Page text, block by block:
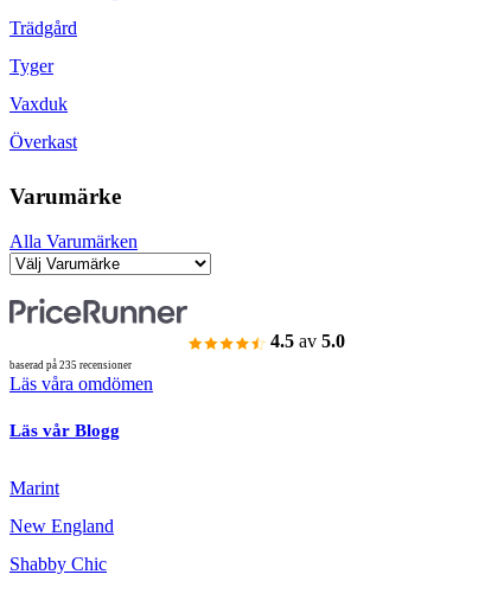
Trädgård
Tyger
Vaxduk
Överkast
Varumärke
Alla Varumärken
4.5 av 5.0
baserad på 235 recensioner
Läs våra omdömen
Läs vår Blogg
Marint
New England
Shabby Chic